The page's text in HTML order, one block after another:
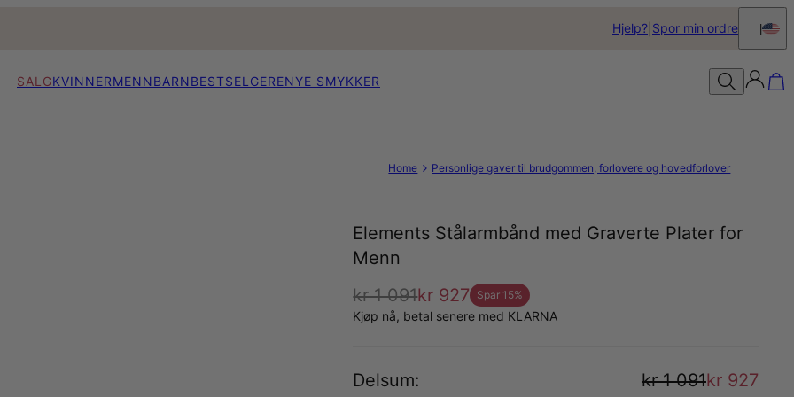
Hjelp? Spor min ordre
SALGKVINNERMENNBARNBESTSELGERENYE SMYKKER
Home Personlige gaver til brudgommen, forlovere og hovedforlover
Elements Stålarmbånd med Graverte Plater for
Menn
kr 1 091kr 927 Spar 15%
Kjøp nå, betal senere med KLARNA
Delsum: kr 1 091kr 927